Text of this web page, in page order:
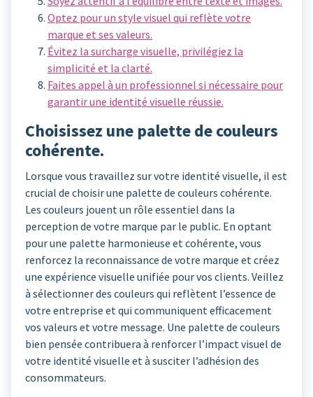
Optez pour un style visuel qui reflète votre
marque et ses valeurs.
Évitez la surcharge visuelle, privilégiez la
simplicité et la clarté.
Faites appel à un professionnel si nécessaire pour
garantir une identité visuelle réussie.
Choisissez une palette de couleurs
cohérente.
Lorsque vous travaillez sur votre identité visuelle, il est
crucial de choisir une palette de couleurs cohérente.
Les couleurs jouent un rôle essentiel dans la
perception de votre marque par le public. En optant
pour une palette harmonieuse et cohérente, vous
renforcez la reconnaissance de votre marque et créez
une expérience visuelle unifiée pour vos clients. Veillez
à sélectionner des couleurs qui reflètent l’essence de
votre entreprise et qui communiquent efficacement
vos valeurs et votre message. Une palette de couleurs
bien pensée contribuera à renforcer l’impact visuel de
votre identité visuelle et à susciter l’adhésion des
consommateurs.